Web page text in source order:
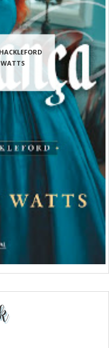
WATTS